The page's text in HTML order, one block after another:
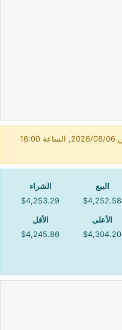
اليوم الخميس 2026/08/06, الساعة 16:00
البيع
$4,252.58
الشراء
$4,253.29
الأعلى
$4,304.20
الأقل
$4,245.86